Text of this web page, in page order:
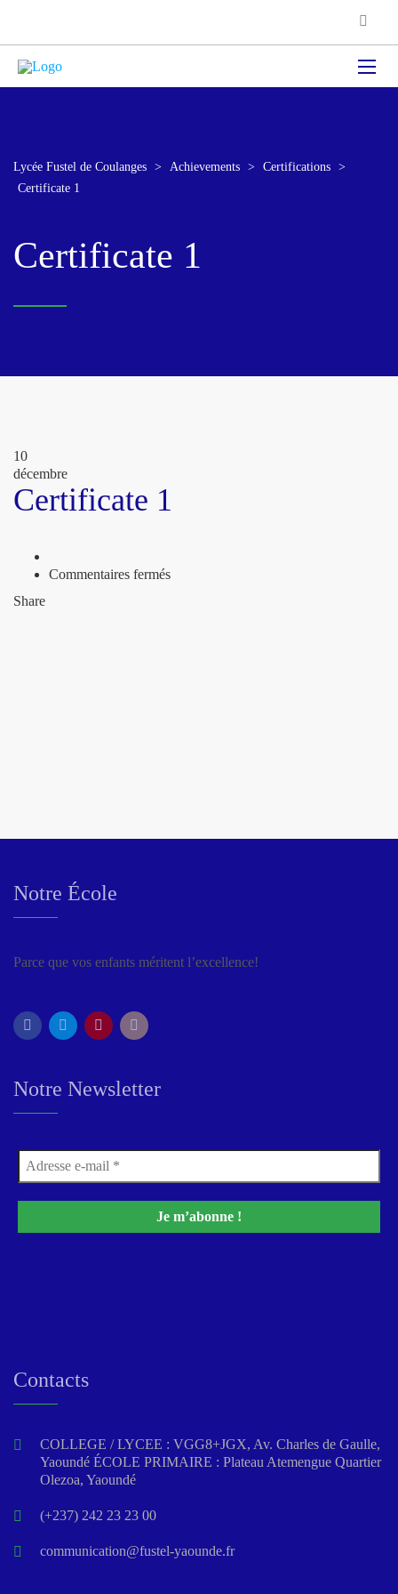
Lycée Fustel de Coulanges > Achievements > Certifications >
Certificate 1
Certificate 1
10
décembre
Certificate 1
Commentaires ferméssur
Share
Notre École
Parce que vos enfants méritent l’excellence!
Notre Newsletter
Contacts
COLLEGE / LYCEE : VGG8+JGX, Av. Charles de Gaulle,
Yaoundé ÉCOLE PRIMAIRE : Plateau Atemengue Quartier
Olezoa, Yaoundé
(+237) 242 23 23 00
communication@fustel-yaounde.fr